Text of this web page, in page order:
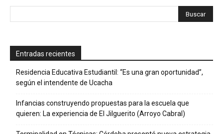
Entradas recientes
Residencia Educativa Estudiantil: “Es una gran oportunidad”,
según el intendente de Ucacha
Infancias construyendo propuestas para la escuela que
quieren: La experiencia de El Jilguerito (Arroyo Cabral)